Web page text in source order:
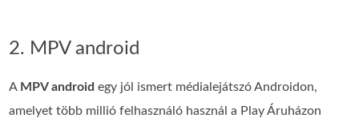
2. MPV android
A MPV android egy jól ismert médialejátszó Androidon,
amelyet több millió felhasználó használ a Play Áruházon